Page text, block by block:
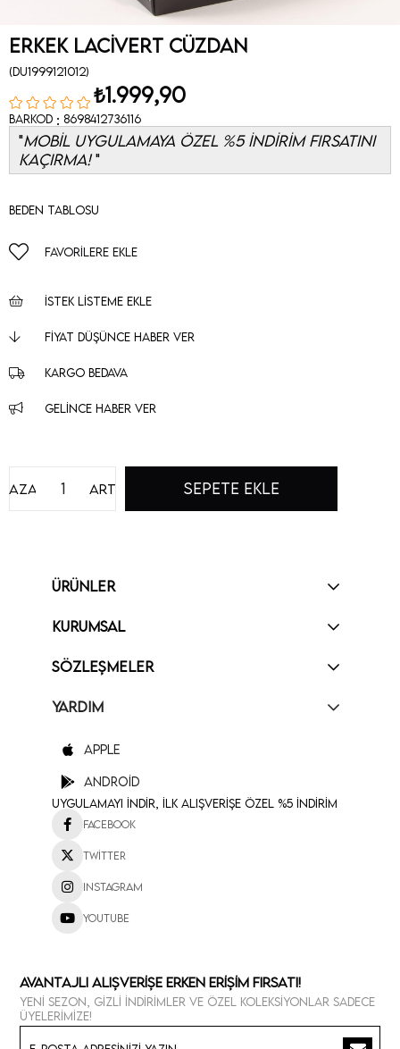
Erkek Lacivert Cüzdan
(DU1999121012)
₺1.999,90
Barkod : 8698412736116
MOBİL UYGULAMAYA ÖZEL %5 İNDİRİM FIRSATINI
KAÇIRMA!
Beden Tablosu
FAVORILERE EKLE
İSTEK LISTEME EKLE
FIYAT DÜŞÜNCE HABER VER
KARGO BEDAVA
GELINCE HABER VER
Artır
Azalt
ÜRÜNLER
KURUMSAL
SÖZLEŞMELER
YARDIM
Apple
Android
Uygulamayı İndir, İlk Alışverişe Özel %5 İndirim
Facebook
Twitter
Instagram
Youtube
Avantajlı Alışverişe Erken Erişim Fırsatı!
Yeni sezon, gizli indirimler ve özel koleksiyonlar sadece
üyelerimize!